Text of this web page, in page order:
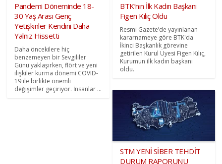
Pandemi Döneminde 18-
30 Yaş Arası Genç
Yetişkinler Kendini Daha
Yalnız Hissetti
Daha öncekilere hiç
benzemeyen bir Sevgililer
Günü yaklaşırken, flört ve yeni
ilişkiler kurma dönemi COVID-
19 ile birlikte önemli
değişimler geçiriyor. İnsanlar ...
BTK’nın İlk Kadın Başkanı
Figen Kılıç Oldu
Resmi Gazete’de yayınlanan
kararnameye göre BTK'da
İkinci Başkanlık görevine
getirilen Kurul Üyesi Figen Kılıç,
Kurumun ilk kadın başkanı
oldu.
STM YENİ SİBER TEHDİT
DURUM RAPORUNU